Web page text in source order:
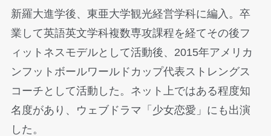
新羅大進学後、東亜大学観光経営学科に編入。卒
業して英語英文学科複数専攻課程を経てその後フ
ィットネスモデルとして活動後、2015年アメリカ
ンフットボールワールドカップ代表ストレングス
コーチとして活動した。ネット上ではある程度知
名度があり、ウェブドラマ「少女恋愛」にも出演
した。